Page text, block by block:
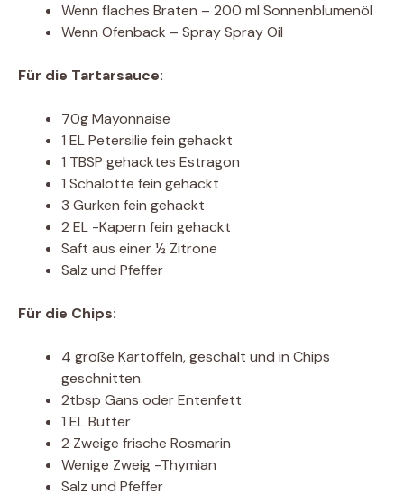
Wenn flaches Braten – 200 ml Sonnenblumenöl
Wenn Ofenback – Spray Spray Oil
Für die Tartarsauce:
70g Mayonnaise
1 EL Petersilie fein gehackt
1 TBSP gehacktes Estragon
1 Schalotte fein gehackt
3 Gurken fein gehackt
2 EL -Kapern fein gehackt
Saft aus einer ½ Zitrone
Salz und Pfeffer
Für die Chips:
4 große Kartoffeln, geschält und in Chips
geschnitten.
2tbsp Gans oder Entenfett
1 EL Butter
2 Zweige frische Rosmarin
Wenige Zweig -Thymian
Salz und Pfeffer